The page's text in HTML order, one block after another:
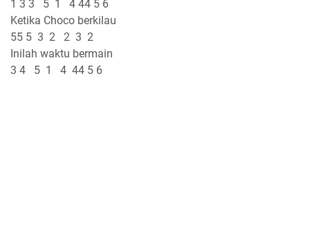
1 3 3 5 1 4 44 5 6
Ketika Choco berkilau
55 5 3 2 2 3 2
Inilah waktu bermain
3 4 5 1 4 44 5 6